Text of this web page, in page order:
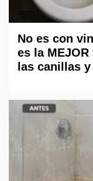
No es con
es la
las canillas